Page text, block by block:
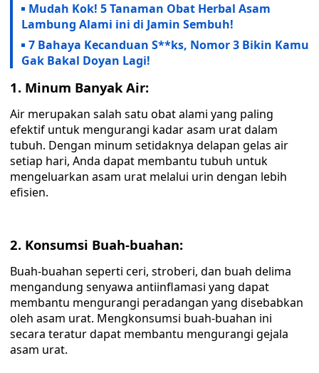
Mudah Kok! 5 Tanaman Obat Herbal Asam
Lambung Alami ini di Jamin Sembuh!
7 Bahaya Kecanduan S**ks, Nomor 3 Bikin Kamu
Gak Bakal Doyan Lagi!
1. Minum Banyak Air:
Air merupakan salah satu obat alami yang paling
efektif untuk mengurangi kadar asam urat dalam
tubuh. Dengan minum setidaknya delapan gelas air
setiap hari, Anda dapat membantu tubuh untuk
mengeluarkan asam urat melalui urin dengan lebih
efisien.
2. Konsumsi Buah-buahan:
Buah-buahan seperti ceri, stroberi, dan buah delima
mengandung senyawa antiinflamasi yang dapat
membantu mengurangi peradangan yang disebabkan
oleh asam urat. Mengkonsumsi buah-buahan ini
secara teratur dapat membantu mengurangi gejala
asam urat.